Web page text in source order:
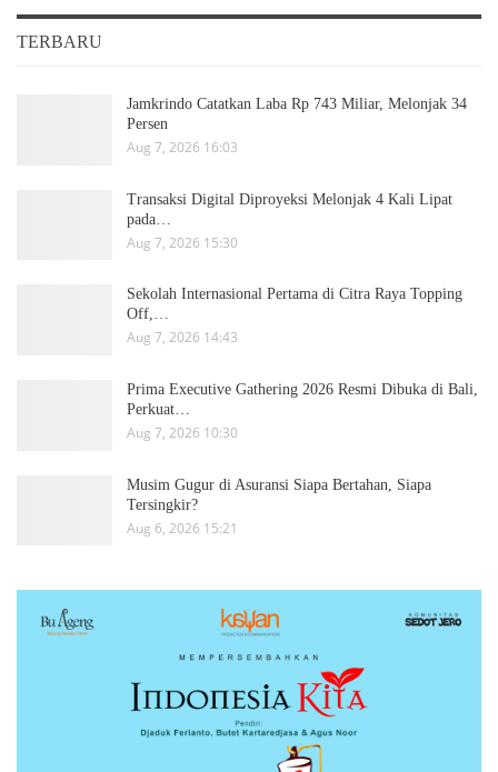
TERBARU
Jamkrindo Catatkan Laba Rp 743 Miliar, Melonjak 34
Persen
Aug 7, 2026 16:03
Transaksi Digital Diproyeksi Melonjak 4 Kali Lipat
pada…
Aug 7, 2026 15:30
Sekolah Internasional Pertama di Citra Raya Topping
Off,…
Aug 7, 2026 14:43
Prima Executive Gathering 2026 Resmi Dibuka di Bali,
Perkuat…
Aug 7, 2026 10:30
Musim Gugur di Asuransi Siapa Bertahan, Siapa
Tersingkir?
Aug 6, 2026 15:21